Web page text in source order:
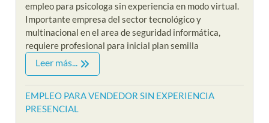
empleo para psicologa sin experiencia en modo virtual.
Importante empresa del sector tecnológico y
multinacional en el area de seguridad informática,
requiere profesional para inicial plan semilla
Leer más...
EMPLEO PARA VENDEDOR SIN EXPERIENCIA
PRESENCIAL